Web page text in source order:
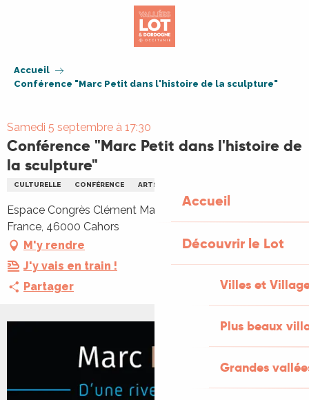
Accueil
Découvrir le Lot
Villes et
Plus beaux
Grandes
Accueil
Conférence "Marc Petit dans l'histoire de la sculpture"
Samedi 5 septembre à 17:30
Conférence "Marc Petit dans l'histoire de
la sculpture"
CULTURELLE CONFÉRENCE ARTS
Espace Congrès Clément Marot, Rue Pierre Mendès
France, 46000 Cahors
M'y rendre
J'y vais en train !
Partager